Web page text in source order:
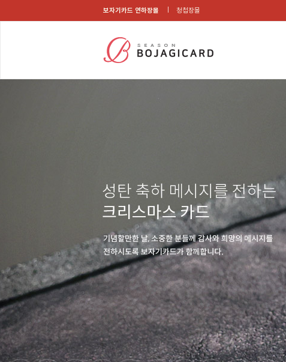
보자기카드 연하장몰 청첩장몰